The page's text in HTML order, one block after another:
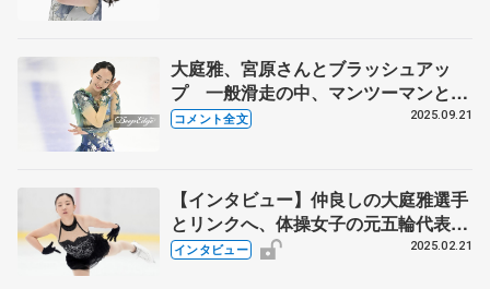
大庭雅、宮原さんとブラッシュアッ
プ 一般滑走の中、マンツーマンとか
で⁈ 【中部選手権女子SP】
コメント全文 2025.09.21
【インタビュー】仲良しの大庭雅選手
とリンクへ、体操女子の元五輪代表・
寺本明日香さんはなぜフィギュアスケ
インタビュー 2025.02.21